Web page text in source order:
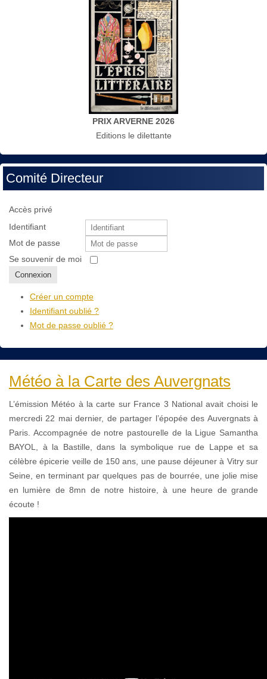
PRIX ARVERNE 2026
Editions le dilettante
Comité Directeur
Accès privé
Identifiant
Mot de passe
Se souvenir de moi
Connexion
Créer un compte
Identifiant oublié ?
Mot de passe oublié ?
Météo à la Carte des Auvergnats
L’émission Météo à la carte sur France 3 National avait choisi le
mercredi 22 mai dernier, de partager l’épopée des Auvergnats à
Paris. Accompagnée de notre pastourelle de la Ligue Samantha
BAYOL, à la Bastille, dans la symbolique rue de Lappe et sa
célèbre épicerie veille de 150 ans, une pause déjeuner à Vitry sur
Seine, en terminant par quelques pas de bourrée, une jolie mise
en lumière de 8mn de notre histoire, à une heure de grande
écoute !